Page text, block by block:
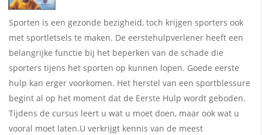
Sporten is een gezonde bezigheid, toch krijgen sporters ook
met sportletsels te maken. De eerstehulpverlener heeft een
belangrijke functie bij het beperken van de schade die
sporters tijens het sporten op kunnen lopen. Goede eerste
hulp kan erger voorkomen. Het herstel van een sportblessure
begint al op het moment dat de Eerste Hulp wordt geboden.
Tijdens de cursus leert u wat u moet doen, maar ook wat u
vooral moet laten.U verkrijgt kennis van de meest